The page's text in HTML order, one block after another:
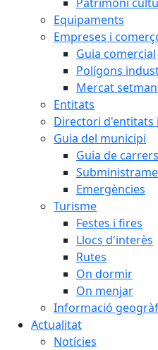
Equipaments
Empreses i
Guia comercial
Polígons
Mercat
Entitats
Directori d'entitats
Guia del municipi
Guia de
Emergències
Turisme
Festes i fires
Llocs d'interès
Rutes
On dormir
On menjar
Informació
Actualitat
Notícies